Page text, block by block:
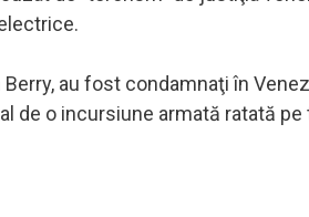
au fost condamnaţi în
de o incursiune armată ratată